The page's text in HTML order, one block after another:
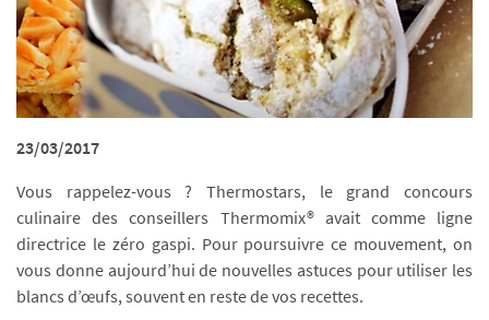
23/03/2017
Vous rappelez-vous ? Thermostars, le grand concours
culinaire des conseillers Thermomix® avait comme ligne
directrice le zéro gaspi. Pour poursuivre ce mouvement, on
vous donne aujourd’hui de nouvelles astuces pour utiliser les
blancs d’œufs, souvent en reste de vos recettes.